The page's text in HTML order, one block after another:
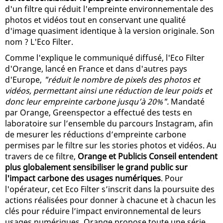
d'un filtre qui réduit l'empreinte environnementale des
photos et vidéos tout en conservant une qualité
d'image quasiment identique à la version originale. Son
nom ? L'Eco Filter.
Comme l'explique le communiqué diffusé, l'Eco Filter
d'Orange, lancé en France et dans d'autres pays
d'Europe, "réduit le nombre de pixels des photos et
vidéos, permettant ainsi une réduction de leur poids et
donc leur empreinte carbone jusqu’à 20%". Mandaté
par Orange, Greenspector a effectué des tests en
laboratoire sur l’ensemble du parcours Instagram, afin
de mesurer les réductions d’empreinte carbone
permises par le filtre sur les stories photos et vidéos. Au
travers de ce filtre, Orange et Publicis Conseil entendent
plus globalement sensibiliser le grand public sur
l'impact carbone des usages numériques. Pour
l'opérateur, cet Eco Filter s’inscrit dans la poursuite des
actions réalisées pour donner à chacune et à chacun les
clés pour réduire l’impact environnemental de leurs